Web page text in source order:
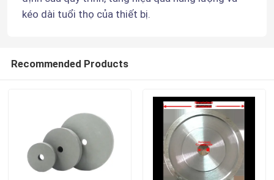
mũi khoan thủy tinh
Bộ phận máy móc thủy tinh
kéo dài tuổi thọ của thiết bị.
Recommended Products